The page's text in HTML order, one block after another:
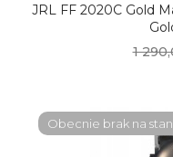
JRL FF 2020C Gold
1
Obecnie brak na